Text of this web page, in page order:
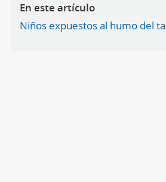
En este artículo
Niños expuestos al humo del